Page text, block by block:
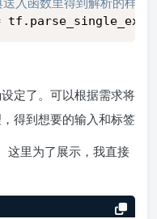
定了。可以根据需求将
得到想要的输入和标签
这里为了展示，我直接